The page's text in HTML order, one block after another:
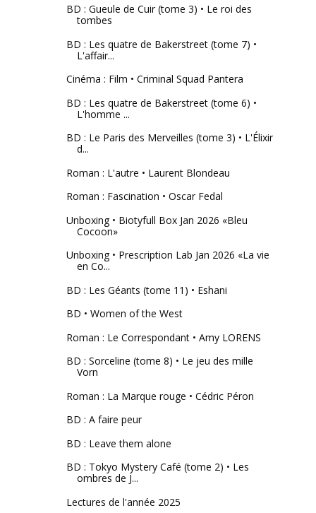
BD : Gueule de Cuir (tome 3) • Le roi des
tombes
BD : Les quatre de Bakerstreet (tome 7) •
L'affair...
Cinéma : Film • Criminal Squad Pantera
BD : Les quatre de Bakerstreet (tome 6) •
L'homme ...
BD : Le Paris des Merveilles (tome 3) • L'Élixir
d...
Roman : L'autre • Laurent Blondeau
Roman : Fascination • Oscar Fedal
Unboxing • Biotyfull Box Jan 2026 «Bleu
Cocoon»
Unboxing • Prescription Lab Jan 2026 «La vie
en Co...
BD : Les Géants (tome 11) • Eshani
BD • Women of the West
Roman : Le Correspondant • Amy LORENS
BD : Sorceline (tome 8) • Le jeu des mille
Vorn
Roman : La Marque rouge • Cédric Péron
BD : A faire peur
BD : Leave them alone
BD : Tokyo Mystery Café (tome 2) • Les
ombres de J...
Lectures de l'année 2025